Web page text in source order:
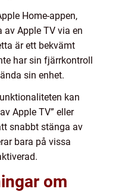
Home-appen,
Apple TV via en
är ett bekvämt
har sin fjärrkontroll
sin enhet.
kan
Apple TV” eller
snabbt stänga av
bara på vissa
om